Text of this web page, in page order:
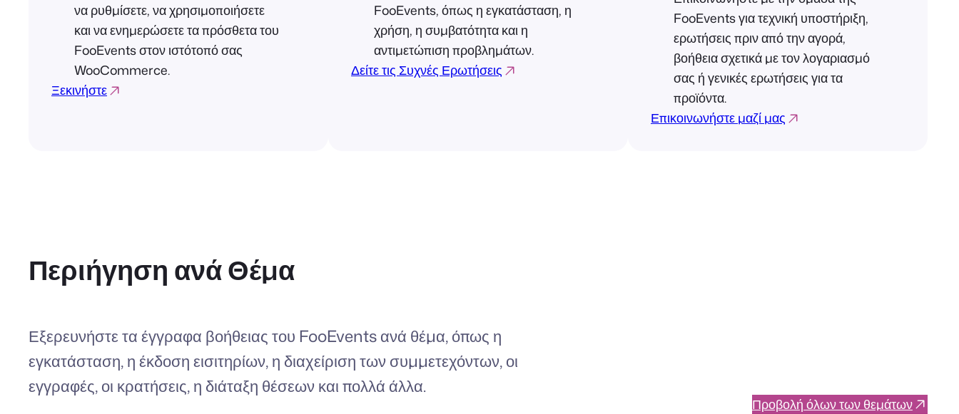
να ρυθμίσετε, να χρησιμοποιήσετε
και να ενημερώσετε τα πρόσθετα του
FooEvents στον ιστότοπό σας
WooCommerce.
Ξεκινήστε
FooEvents, όπως η εγκατάσταση, η
χρήση, η συμβατότητα και η
αντιμετώπιση προβλημάτων.
Δείτε τις Συχνές Ερωτήσεις
FooEvents για τεχνική υποστήριξη,
ερωτήσεις πριν από την αγορά,
βοήθεια σχετικά με τον λογαριασμό
σας ή γενικές ερωτήσεις για τα
προϊόντα.
Επικοινωνήστε μαζί μας
Περιήγηση ανά Θέμα
Εξερευνήστε τα έγγραφα βοήθειας του FooEvents ανά θέμα, όπως η
εγκατάσταση, η έκδοση εισιτηρίων, η διαχείριση των συμμετεχόντων, οι
εγγραφές, οι κρατήσεις, η διάταξη θέσεων και πολλά άλλα.
Προβολή όλων των θεμάτων